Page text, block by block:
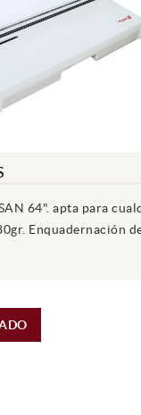
64". apta para
Enquadernación